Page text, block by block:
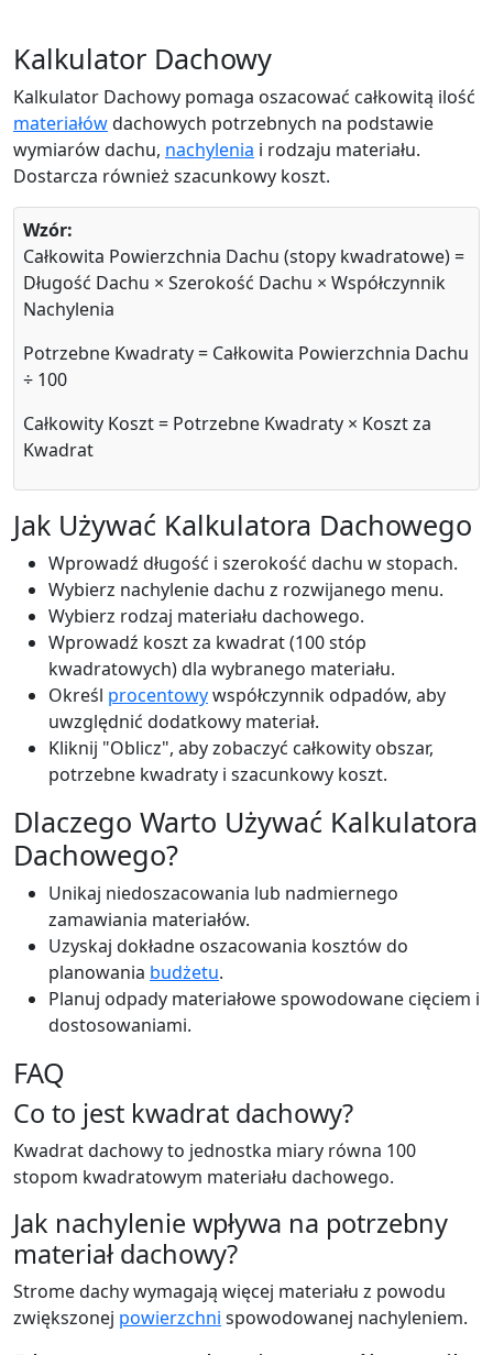
Kalkulator Dachowy
Kalkulator Dachowy pomaga oszacować całkowitą ilość
materiałówdachowych potrzebnych na podstawie
wymiarów dachu, nachylenia i rodzaju materiału.
Dostarcza również szacunkowy koszt.
Wzór:
Całkowita Powierzchnia Dachu (stopy kwadratowe) =
Długość Dachu × Szerokość Dachu × Współczynnik
Nachylenia
Potrzebne Kwadraty = Całkowita Powierzchnia Dachu
÷ 100
Całkowity Koszt = Potrzebne Kwadraty × Koszt za
Kwadrat
Jak Używać Kalkulatora Dachowego
Wprowadź długość i szerokość dachu w stopach.
Wybierz nachylenie dachu z rozwijanego menu.
Wybierz rodzaj materiału dachowego.
Wprowadź koszt za kwadrat (100 stóp
kwadratowych) dla wybranego materiału.
Określ procentowywspółczynnik odpadów, aby
uwzględnić dodatkowy materiał.
Kliknij "Oblicz", aby zobaczyć całkowity obszar,
potrzebne kwadraty i szacunkowy koszt.
Dlaczego Warto Używać Kalkulatora
Dachowego?
Unikaj niedoszacowania lub nadmiernego
zamawiania materiałów.
Uzyskaj dokładne oszacowania kosztów do
planowania budżetu.
Planuj odpady materiałowe spowodowane cięciem i
dostosowaniami.
FAQ
Co to jest kwadrat dachowy?
Kwadrat dachowy to jednostka miary równa 100
stopom kwadratowym materiału dachowego.
Jak nachylenie wpływa na potrzebny
materiał dachowy?
Strome dachy wymagają więcej materiału z powodu
zwiększonej powierzchni spowodowanej nachyleniem.